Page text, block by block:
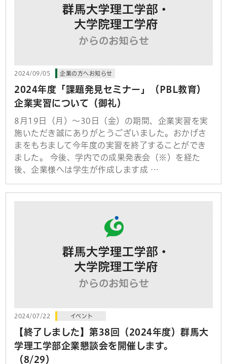
2024/09/05 企業の方へお知らせ
2024年度「課題発見セミナー」（PBL教育）
企業実習について（御礼）
8月19日（月）～30日（金）の期間、企業実習を実
施いただき誠にありがとうございました。おかげさ
まをもちまして今年度の実習を終了することができ
ました。 今後、学内での成果発表会（※）を経た
後、企業様へは学生が作成します成 …
2024/07/22 イベント
【終了しました】第38回（2024年度）群馬大
学理工学部企業懇談会を開催します。
（8/29）